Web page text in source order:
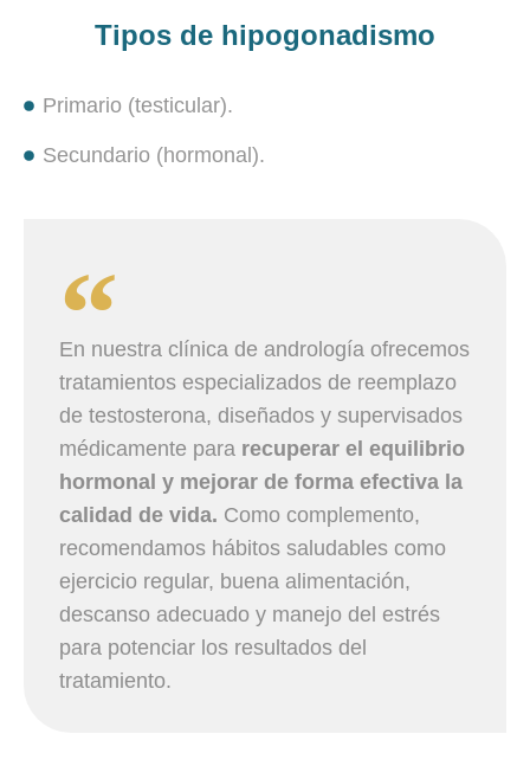
Tipos de hipogonadismo
Primario (testicular).
Secundario (hormonal).
En nuestra clínica de andrología ofrecemos
tratamientos especializados de reemplazo
de testosterona, diseñados y supervisados
médicamente para recuperar el equilibrio
hormonal y mejorar de forma efectiva la
calidad de vida. Como complemento,
recomendamos hábitos saludables como
ejercicio regular, buena alimentación,
descanso adecuado y manejo del estrés
para potenciar los resultados del
tratamiento.